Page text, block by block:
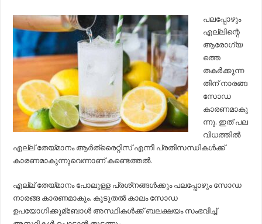
പലപ്പോഴും
എല്ലിന്റെ
ആരോഗ്യ
ത്തെ
തകര്‍ക്കുന്ന
തിന് നാരങ്ങ
സോഡ
കാരണമാകു
ന്നു. ഇത് പല
വിധത്തില്‍
എല്ല് തേയ്മാനം ആര്‍ത്രൈറ്റിസ് എന്നീ പ്രതിസന്ധികള്‍ക്ക്
കാരണമാകുന്നുവെന്നാണ് കണ്ടെത്തല്‍.
എല്ല് തേയ്മാനം പോലുള്ള പ്രശ്‌നങ്ങള്‍ക്കും പലപ്പോഴും സോഡ
നാരങ്ങ കാരണമാകും. കൂടുതല്‍ കാലം സോഡ
ഉപയോഗിക്കുമ്ബോള്‍ അസ്ഥികള്‍ക്ക് ബലക്ഷയം സംഭവിച്ച്‌